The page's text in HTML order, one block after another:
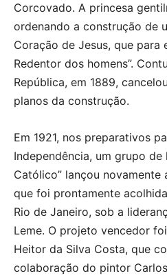
Corcovado. A princesa
ordenando a construção de
Coração de Jesus, que para
Redentor dos homens”.
República, em 1889,
planos da construção.
Em 1921, nos preparativos
Independência, um grupo
Católico” lançou novamente
que foi prontamente
Rio de Janeiro, sob a
Leme. O projeto vencedor
Heitor da Silva Costa, que
colaboração do pintor